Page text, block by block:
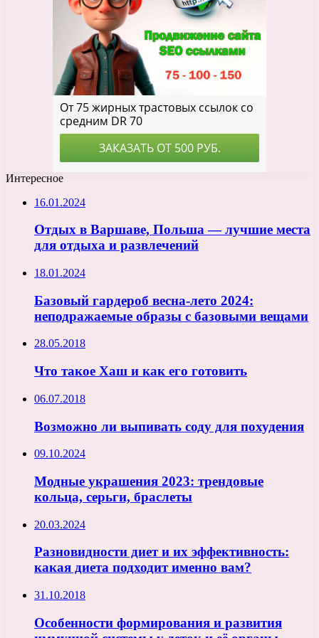
Интересное
16.01.2024
Отдых в Варшаве, Польша — лучшие места
для отдыха и развлечений
18.01.2024
Базовый гардероб весна-лето 2024:
неподражаемые образы с базовыми вещами
28.05.2018
Что такое Хаш и как его готовить
06.07.2018
Возможно ли выпивать соду для похудения
09.10.2024
Модные украшения 2023: трендовые
кольца, серьги, браслеты
20.03.2024
Разновидности диет и их эффективность:
какая диета подходит именно вам?
31.10.2018
Особенности формирования и развития